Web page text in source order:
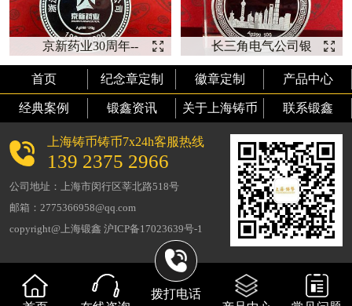
京新药业30周年--
【银币厂家】
长三角电气公司银
币--【银币定制】
首页
纪念章定制 徽章定制 产品中心
经典案例 锻鑫资讯 关于上海铸币 联系锻鑫
上海铸币铸币7x24h客服热线
139 2375 2966
公司地址：上海市闵行区莘北路518号
邮箱：2775366958@qq.com
copyright@上海锻鑫 沪ICP备17023639号-1
拨打电话